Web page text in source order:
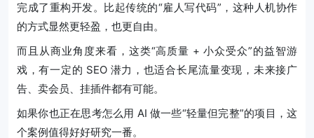
完成了重构开发。比起传统的“雇人写代码”，这种人机协作
的方式显然更轻盈，也更自由。
而且从商业角度来看，这类“高质量 + 小众受众”的益智游
戏，有一定的 SEO 潜力，也适合长尾流量变现，未来接广
告、卖会员、挂插件都有可能。
如果你也正在思考怎么用 AI 做一些“轻量但完整”的项目，这
个案例值得好好研究一番。